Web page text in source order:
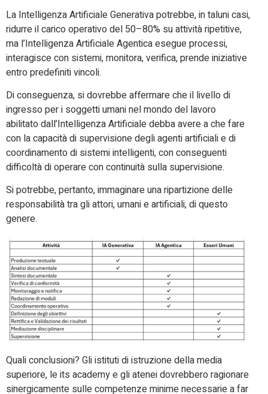
La Intelligenza Artificiale Generativa potrebbe, in taluni casi,
ridurre il carico operativo del 50–80% su attività ripetitive,
ma l’Intelligenza Artificiale Agentica esegue processi,
interagisce con sistemi, monitora, verifica, prende iniziative
entro predefiniti vincoli.
Di conseguenza, si dovrebbe affermare che il livello di
ingresso per i soggetti umani nel mondo del lavoro
abilitato dall’Intelligenza Artificiale debba avere a che fare
con la capacità di supervisione degli agenti artificiali e di
coordinamento di sistemi intelligenti, con conseguenti
difficoltà di operare con continuità sulla supervisione.
Si potrebbe, pertanto, immaginare una ripartizione delle
responsabilità tra gli attori, umani e artificiali, di questo
genere.
Quali conclusioni? Gli istituti di istruzione della media
superiore, le its academy e gli atenei dovrebbero ragionare
sinergicamente sulle competenze minime necessarie a far